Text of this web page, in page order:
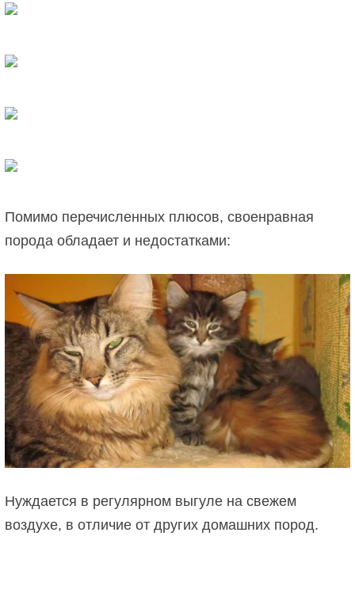
Помимо перечисленных плюсов, своенравная
порода обладает и недостатками:
Нуждается в регулярном выгуле на свежем
воздухе, в отличие от других домашних пород.